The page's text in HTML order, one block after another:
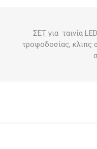
ΣΕΤ για ταινία
τροφοδοσίας, κλιπς